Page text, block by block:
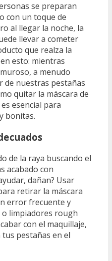
se preparan
con un toque de
al llegar la noche, la
llevar a cometer
que realza la
esto: mientras
a menudo
de nuestras pestañas
quitar la máscara de
esencial para
bonitas.
de la raya buscando el
acabado con
dañan? Usar
retirar la máscara
error frecuente y
o limpiadores rough
con el maquillaje,
pestañas en el